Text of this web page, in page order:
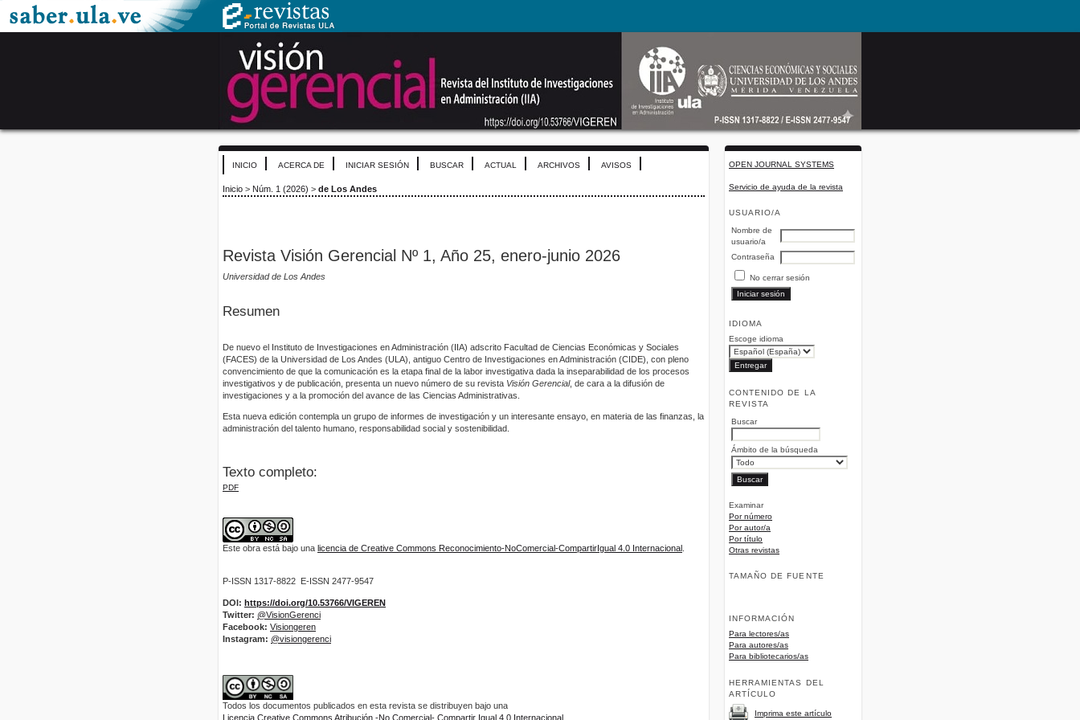
OPEN JOURNAL SYSTEMS
Servicio de ayuda de la revista
USUARIO/A
Nombre de
usuario/a
Contraseña
No cerrar sesión
IDIOMA
Escoge idioma
CONTENIDO DE LA
REVISTA
Buscar
Ámbito de la búsqueda
Examinar
Por número
Por autor/a
Por título
Otras revistas
TAMAÑO DE FUENTE
INFORMACIÓN
Para lectores/as
Para autores/as
Para bibliotecarios/as
HERRAMIENTAS DEL
ARTÍCULO
Imprima este artículo
INICIO ACERCA DE INICIAR SESIÓN BUSCAR ACTUAL ARCHIVOS AVISOS
Inicio > Núm. 1 (2026) > de Los Andes
Revista Visión Gerencial Nº 1, Año 25, enero-junio 2026
Universidad de Los Andes
Resumen
De nuevo el Instituto de Investigaciones en Administración (IIA) adscrito Facultad de Ciencias Económicas y Sociales
(FACES) de la Universidad de Los Andes (ULA), antiguo Centro de Investigaciones en Administración (CIDE), con pleno
convencimiento de que la comunicación es la etapa final de la labor investigativa dada la inseparabilidad de los procesos
investigativos y de publicación, presenta un nuevo número de su revista Visión Gerencial, de cara a la difusión de
investigaciones y a la promoción del avance de las Ciencias Administrativas.
Esta nueva edición contempla un grupo de informes de investigación y un interesante ensayo, en materia de las finanzas, la
administración del talento humano, responsabilidad social y sostenibilidad.
Texto completo:
PDF
Este obra está bajo una licencia de Creative Commons Reconocimiento-NoComercial-CompartirIgual 4.0 Internacional
P-ISSN 1317-8822 E-ISSN 2477-9547
DOI: https://doi.org/10.53766/VIGEREN
Twitter: @VisionGerenci
Facebook: Visiongeren
Instagram: @visiongerenci
Todos los documentos publicados en esta revista se distribuyen bajo una
Licencia Creative Commons Atribución -No Comercial- Compartir Igual 4.0 Internacional.